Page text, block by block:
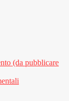
(da pubblicare